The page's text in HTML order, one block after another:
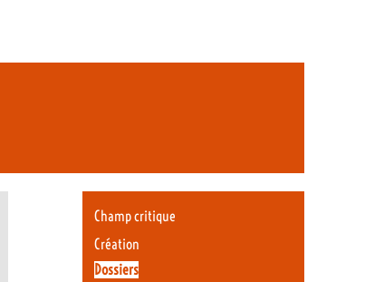
Champ critique
Création
Dossiers